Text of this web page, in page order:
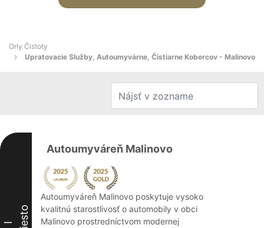
Orly Čistoty
Upratovacie Služby, Autoumyvárne, Čistiarne Kobercov - Malinovo
I Miesto
Autoumyváreň Malinovo
Autoumyváreň Malinovo poskytuje vysoko
kvalitnú starostlivosť o automobily v obci
Malinovo prostredníctvom modernej